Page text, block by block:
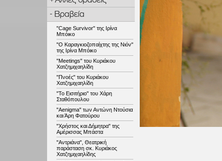
"Cage Survivor" της Ιρίνα
Μπόικο
"Ο Καραγκιοζοπαίχτης της Νιόν"
της Ιρίνα Μπόικο
"Meetings" του Κυριάκου
Χατζημιχαηλίδη
"Πνοές" του Κυριάκου
Χατζημιχαηλίδη
"Το Εισιτήριο" του Χάρη
Σταθόπουλου
"Aenigma" των Αντώνη Ντούσια
και Άρη Φατούρου
"Χρήστος και Δήμητρα" της
Αμέρισσας Μπάστα
"Αντριάνα", Θεατρική
παράσταση σκ. Κυριάκος
Χατζημιχαηλίδης